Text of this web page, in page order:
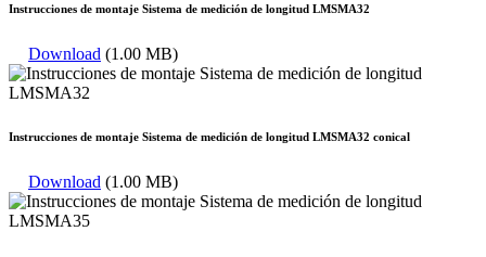
Instrucciones de montaje Sistema de medición de longitud LMSMA32
Download (1.00 MB)
Instrucciones de montaje Sistema de medición de longitud LMSMA32 conical
Download (1.00 MB)